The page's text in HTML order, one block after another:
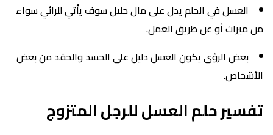
العسل في الحلم يدل على مال حلال سوف يأتي للرائي سواء
من ميراث أو عن طريق العمل.
بعض الرؤى يكون العسل دليل على الحسد والحقد من بعض
الأشخاص.
تفسير حلم العسل للرجل المتزوج